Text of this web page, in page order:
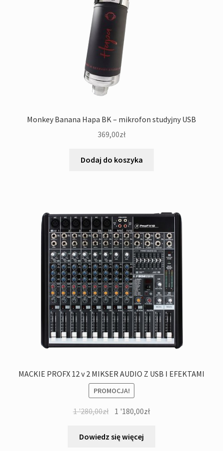
Monkey Banana Hapa BK – mikrofon studyjny USB
369,00zł
Dodaj do koszyka
MACKIE PROFX 12 v 2 MIKSER AUDIO Z USB I EFEKTAMI
PROMOCJA!
1 '280,00zł Pierwotna
wynosiła:
1 '180,00złAktualna
Dowiedz się więcej